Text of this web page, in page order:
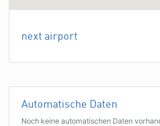
next airport
Automatische Daten
Noch keine automatischen Daten